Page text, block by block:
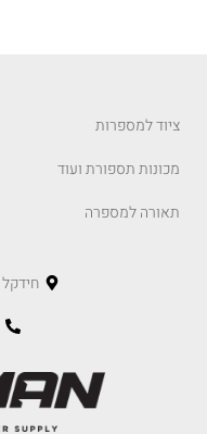
ציוד למספרות
מכונות תספורת ועוד
תאורה למספרה
חידקל 9 איזור התעשיה יבנה